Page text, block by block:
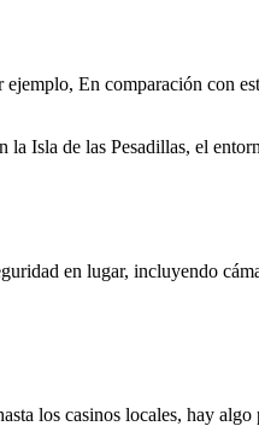
En comparación con
Isla de las Pesadillas, el
en lugar, incluyendo
los casinos locales, hay